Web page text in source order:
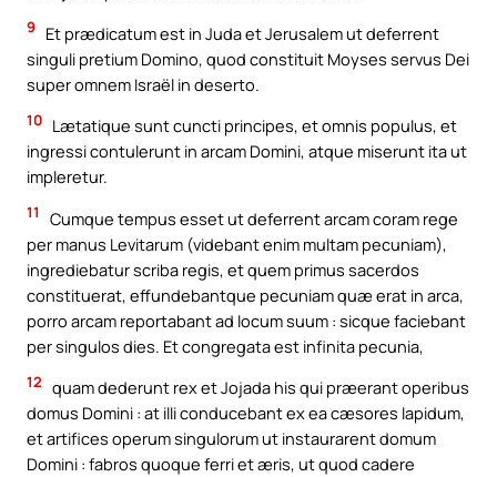
9
Et prædicatum est in Juda et Jerusalem ut deferrent
singuli pretium Domino, quod constituit Moyses servus Dei
super omnem Israël in deserto.
10 Lætatique sunt cuncti principes, et omnis populus, et
ingressi contulerunt in arcam Domini, atque miserunt ita ut
impleretur.
11
Cumque tempus esset ut deferrent arcam coram rege
per manus Levitarum (videbant enim multam pecuniam),
ingrediebatur scriba regis, et quem primus sacerdos
constituerat, effundebantque pecuniam quæ erat in arca,
porro arcam reportabant ad locum suum : sicque faciebant
per singulos dies. Et congregata est infinita pecunia,
12 quam dederunt rex et Jojada his qui præerant operibus
domus Domini : at illi conducebant ex ea cæsores lapidum,
et artifices operum singulorum ut instaurarent domum
Domini : fabros quoque ferri et æris, ut quod cadere